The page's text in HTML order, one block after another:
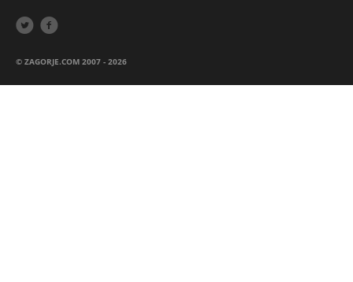
 
© ZAGORJE.COM 2007 - 2026